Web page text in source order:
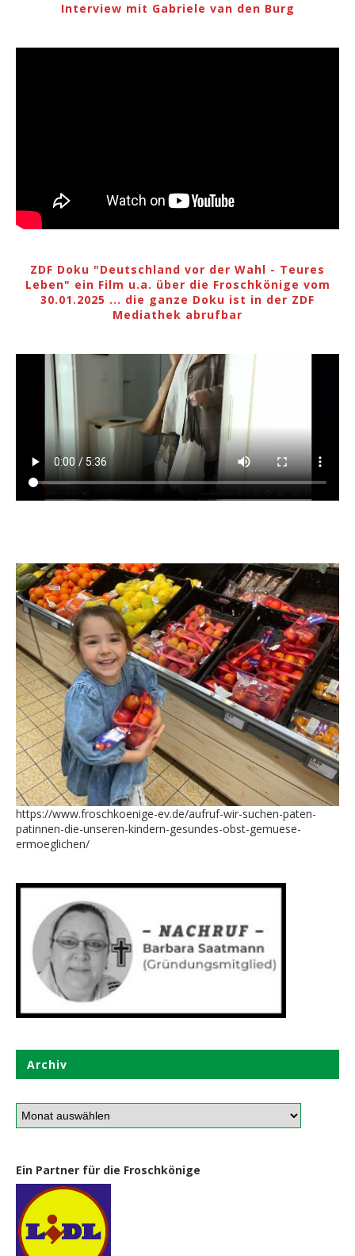
Interview mit Gabriele van den Burg
ZDF Doku "Deutschland vor der Wahl - Teures
Leben" ein Film u.a. über die Froschkönige vom
30.01.2025 ... die ganze Doku ist in der ZDF
Mediathek abrufbar
https://www.froschkoenige-ev.de/aufruf-wir-suchen-paten-
patinnen-die-unseren-kindern-gesundes-obst-gemuese-
ermoeglichen/
Archiv
Ein Partner für die Froschkönige